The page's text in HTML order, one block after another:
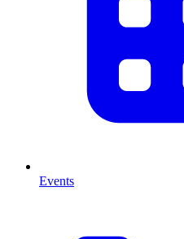
Events